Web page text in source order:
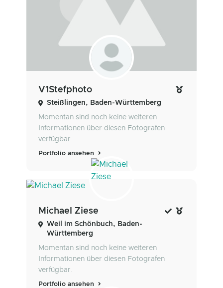
V1Stefphoto
Steißlingen, Baden-Württemberg
Momentan sind noch keine weiteren
Informationen über diesen Fotografen
verfügbar.
Portfolio ansehen
Michael Ziese
Weil im Schönbuch, Baden-
Württemberg
Momentan sind noch keine weiteren
Informationen über diesen Fotografen
verfügbar.
Portfolio ansehen